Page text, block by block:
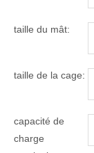
taille du mât:
taille de la cage:
capacité de
charge